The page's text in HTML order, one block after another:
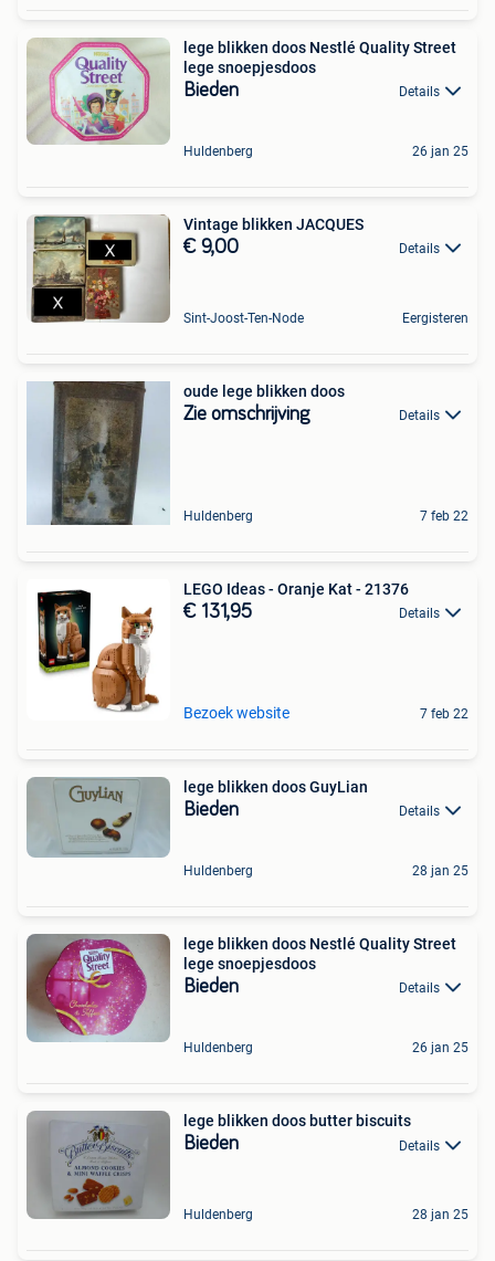
lege blikken doos Nestlé Quality Street
lege snoepjesdoos
Bieden Details
Huldenberg 26 jan 25
Vintage blikken JACQUES
€ 9,00 Details
Sint-Joost-Ten-Node Eergisteren
oude lege blikken doos
Zie omschrijving Details
Huldenberg 7 feb 22
LEGO Ideas - Oranje Kat - 21376
€ 131,95 Details
Bezoek website 7 feb 22
lege blikken doos GuyLian
Bieden Details
Huldenberg 28 jan 25
lege blikken doos Nestlé Quality Street
lege snoepjesdoos
Bieden Details
Huldenberg 26 jan 25
lege blikken doos butter biscuits
Bieden Details
Huldenberg 28 jan 25